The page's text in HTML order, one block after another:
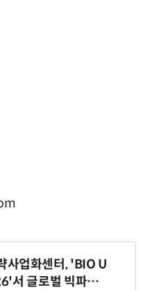
사업화센터, 'BIO U
서 글로벌 빅파마